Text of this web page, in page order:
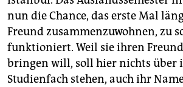
nun die Chance, das erste Mal
Freund zusammenzuwohnen, zu
funktioniert. Weil sie ihren
bringen will, soll hier nichts über
Studienfach stehen, auch ihr